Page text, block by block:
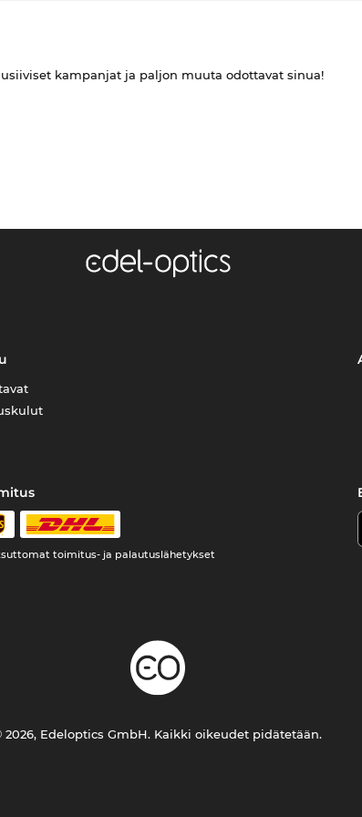
kampanjat ja paljon muuta odottavat sinua!
toimitus- ja palautuslähetykset
2026, Edeloptics GmbH. Kaikki oikeudet pidätetään.